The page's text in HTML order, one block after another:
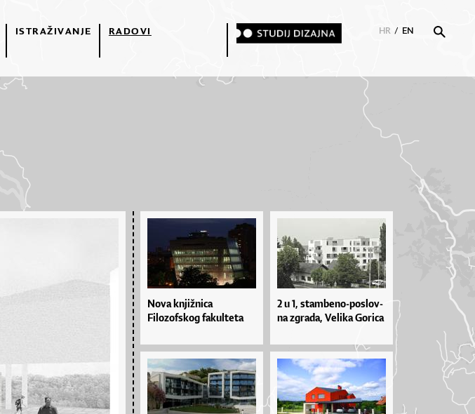
ISTRAŽIVANJE RADOVI HR / EN
Nova knjižnica
Filozofskog fakulteta
2 u 1, stam­be­no­-po­slov­
na zgra­da, Ve­li­ka Go­ri­ca